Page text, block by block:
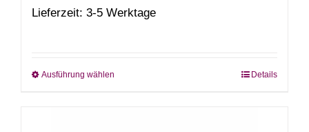
Lieferzeit: 3-5 Werktage
Ausführung wählen Details